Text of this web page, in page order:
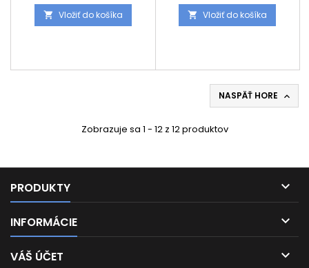
 Vložiť do košíka  Vložiť do košíka
NASPÄŤ HORE 
Zobrazuje sa 1 - 12 z 12 produktov
PRODUKTY 
INFORMÁCIE 
VÁŠ ÚČET 